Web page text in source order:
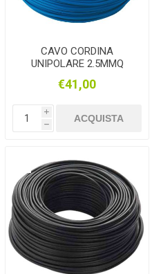
CAVO CORDINA
UNIPOLARE 2.5MMQ
€41,00
i
h
ACQUISTA